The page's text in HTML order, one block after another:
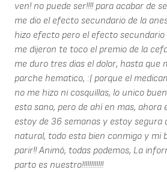
ven! no puede ser!!!! para acabar de
me dio el efecto secundario de la
hizo efecto pero el efecto secundario
me dijeron te toco el premio de la
me duro tres dias el dolor, hasta que
parche hematico, :( porque el
no me hizo ni cosquillas, lo unico
esta sano, pero de ahí en mas, ahora
estoy de 36 semanas y estoy segura
natural, todo esta bien conmigo y mi
parir!! Animó, todas podemos, La
parto es nuestro!!!!!!!!!!!!